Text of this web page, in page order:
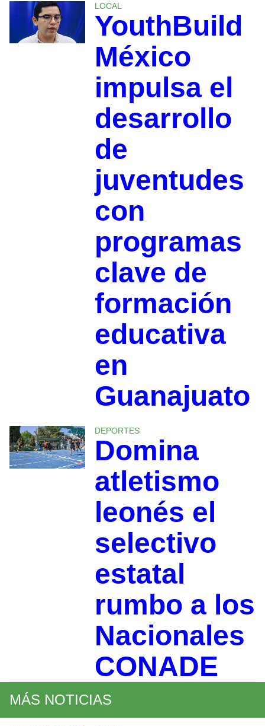
LOCAL
YouthBuild
México
impulsa el
desarrollo
de
juventudes
con
programas
clave de
formación
educativa
en
Guanajuato
DEPORTES
Domina
atletismo
leonés el
selectivo
estatal
rumbo a los
Nacionales
CONADE
MÁS NOTICIAS